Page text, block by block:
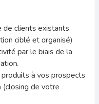
de clients existants
ciblé et organisé)
par le biais de la
à vos prospects
de votre